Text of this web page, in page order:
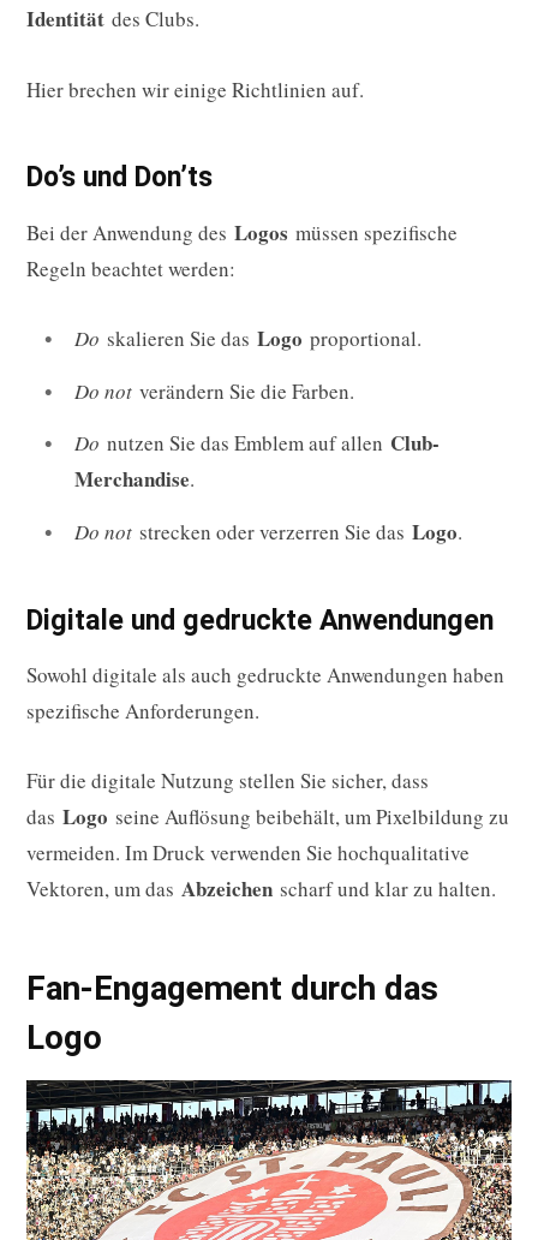
Identität des Clubs.
Hier brechen wir einige Richtlinien auf.
Do’s und Don’ts
Bei der Anwendung des Logos müssen spezifische
Regeln beachtet werden:
Do skalieren Sie das Logo proportional.
Do not verändern Sie die Farben.
Do nutzen Sie das Emblem auf allen Club-
Merchandise.
Do not strecken oder verzerren Sie das Logo.
Digitale und gedruckte Anwendungen
Sowohl digitale als auch gedruckte Anwendungen haben
spezifische Anforderungen.
Für die digitale Nutzung stellen Sie sicher, dass
das Logo seine Auflösung beibehält, um Pixelbildung zu
vermeiden. Im Druck verwenden Sie hochqualitative
Vektoren, um das Abzeichen scharf und klar zu halten.
Fan-Engagement durch das
Logo